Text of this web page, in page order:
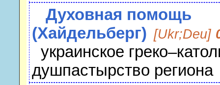
Духовная помощь
(Хайдельберг) [Ukr;Deu]
украинское
душпастырство региона